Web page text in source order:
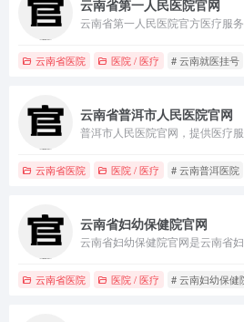
云南省第一人民医院官网
云南省第一人民医院官方医疗服
云南省医院 医院 / 医疗 # 云南就医挂号
云南省普洱市人民医院官网
普洱市人民医院官网，提供医疗服
云南省医院 医院 / 医疗 # 云南普洱医院
云南省妇幼保健院官网
云南省医院 医院 / 医疗 # 云南妇幼保健